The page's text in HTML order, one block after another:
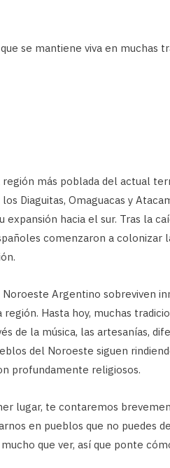
se mantiene viva en muchas
más poblada del actual
Diaguitas, Omaguacas y
hacia el sur. Tras la
comenzaron a colonizar
Argentino sobreviven
Hasta hoy, muchas
de la música, las artesanías,
del Noroeste siguen
profundamente religiosos.
lugar, te contaremos
en pueblos que no puedes
que ver, así que ponte